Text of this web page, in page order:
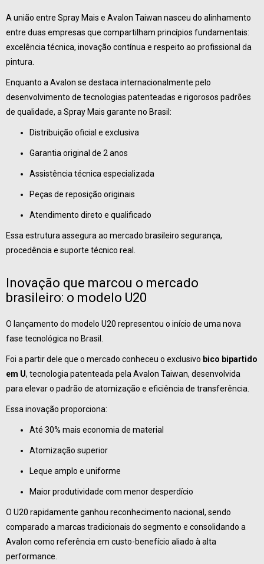
A união entre Spray Mais e Avalon Taiwan nasceu do alinhamento
entre duas empresas que compartilham princípios fundamentais:
excelência técnica, inovação contínua e respeito ao profissional da
pintura.
Enquanto a Avalon se destaca internacionalmente pelo
desenvolvimento de tecnologias patenteadas e rigorosos padrões
de qualidade, a Spray Mais garante no Brasil:
Distribuição oficial e exclusiva
Garantia original de 2 anos
Assistência técnica especializada
Peças de reposição originais
Atendimento direto e qualificado
Essa estrutura assegura ao mercado brasileiro segurança,
procedência e suporte técnico real.
Inovação que marcou o mercado
brasileiro: o modelo U20
O lançamento do modelo U20 representou o início de uma nova
fase tecnológica no Brasil.
Foi a partir dele que o mercado conheceu o exclusivo bico bipartido
em U, tecnologia patenteada pela Avalon Taiwan, desenvolvida
para elevar o padrão de atomização e eficiência de transferência.
Essa inovação proporciona:
Até 30% mais economia de material
Atomização superior
Leque amplo e uniforme
Maior produtividade com menor desperdício
O U20 rapidamente ganhou reconhecimento nacional, sendo
comparado a marcas tradicionais do segmento e consolidando a
Avalon como referência em custo-benefício aliado à alta
performance.